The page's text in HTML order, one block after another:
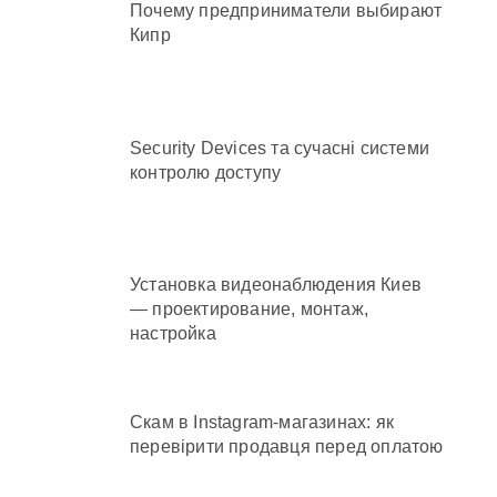
Почему предприниматели выбирают
Кипр
Security Devices та сучасні системи
контролю доступу
Установка видеонаблюдения Киев
— проектирование, монтаж,
настройка
Скам в Instagram-магазинах: як
перевірити продавця перед оплатою